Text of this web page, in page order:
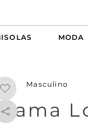
MODA
Masculino